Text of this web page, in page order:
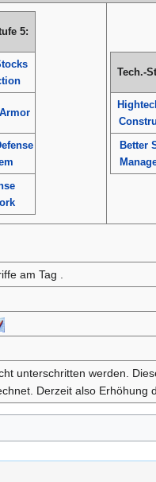
5:
Tech.-
Better
am Tag .
unterschritten werden.
Derzeit also Erhöhung